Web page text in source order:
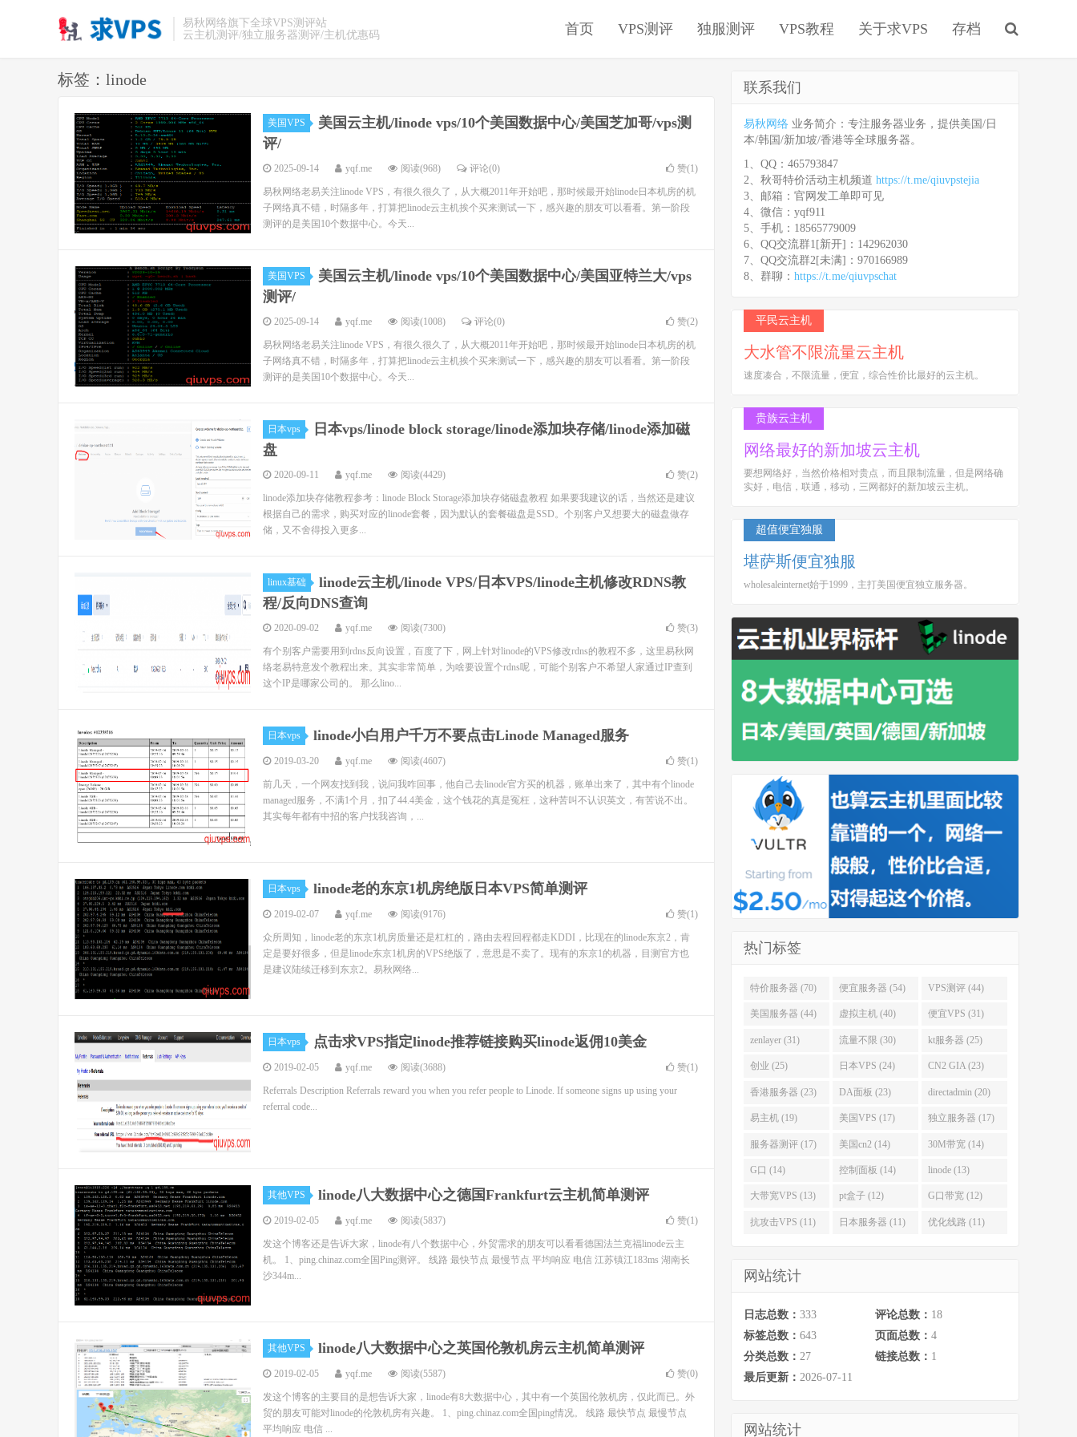
易秋网络旗下全球VPS测评站
云主机测评/独立服务器测评/主机优惠码
首页 VPS测评 独服测评 VPS教程 关于求VPS 存档
标签：linode
美国VPS
美国云主机/linode vps/10个美国数据中心/美国芝加哥/vps测
评/
2025-09-14 yqf.me 阅读(968) 评论(0) 赞(1)
易秋网络老易关注linode VPS，有很久很久了，从大概2011年开始吧，那时候最开始linode日本机房的机
子网络真不错，时隔多年，打算把linode云主机挨个买来测试一下，感兴趣的朋友可以看看。第一阶段
测评的是美国10个数据中心。今天...
美国VPS
美国云主机/linode vps/10个美国数据中心/美国亚特兰大/vps
测评/
2025-09-14 yqf.me 阅读(1008) 评论(0) 赞(2)
易秋网络老易关注linode VPS，有很久很久了，从大概2011年开始吧，那时候最开始linode日本机房的机
子网络真不错，时隔多年，打算把linode云主机挨个买来测试一下，感兴趣的朋友可以看看。第一阶段
测评的是美国10个数据中心。今天...
日本vps
日本vps/linode block storage/linode添加块存储/linode添加磁
盘
2020-09-11 yqf.me 阅读(4429) 赞(2)
linode添加块存储教程参考：linode Block Storage添加块存储磁盘教程 如果要我建议的话，当然还是建议
根据自己的需求，购买对应的linode套餐，因为默认的套餐磁盘是SSD。个别客户又想要大的磁盘做存
储，又不舍得投入更多...
linux基础
linode云主机/linode VPS/日本VPS/linode主机修改RDNS教
程/反向DNS查询
2020-09-02 yqf.me 阅读(7300) 赞(3)
有个别客户需要用到rdns反向设置，百度了下，网上针对linode的VPS修改rdns的教程不多，这里易秋网
络老易特意发个教程出来。其实非常简单，为啥要设置个rdns呢，可能个别客户不希望人家通过IP查到
这个IP是哪家公司的。 那么lino...
日本vps linode小白用户千万不要点击Linode Managed服务
2019-03-20 yqf.me 阅读(4607) 赞(1)
前几天，一个网友找到我，说问我咋回事，他自己去linode官方买的机器，账单出来了，其中有个linode
managed服务，不满1个月，扣了44.4美金，这个钱花的真是冤枉，这种苦叫不认识英文，有苦说不出。
其实每年都有中招的客户找我咨询，...
日本vps linode老的东京1机房绝版日本VPS简单测评
2019-02-07 yqf.me 阅读(9176) 赞(1)
众所周知，linode老的东京1机房质量还是杠杠的，路由去程回程都走KDDI，比现在的linode东京2，肯
定是要好很多，但是linode东京1机房的VPS绝版了，意思是不卖了。现有的东京1的机器，目测官方也
是建议陆续迁移到东京2。易秋网络...
日本vps 点击求VPS指定linode推荐链接购买linode返佣10美金
2019-02-05 yqf.me 阅读(3688) 赞(1)
Referrals Description Referrals reward you when you refer people to Linode. If someone signs up using your
referral code...
其他VPS linode八大数据中心之德国Frankfurt云主机简单测评
2019-02-05 yqf.me 阅读(5837) 赞(1)
发这个博客还是告诉大家，linode有八个数据中心，外贸需求的朋友可以看看德国法兰克福linode云主
机。 1、ping.chinaz.com全国Ping测评。 线路 最快节点 最慢节点 平均响应 电信 江苏镇江183ms 湖南长
沙344m...
其他VPS linode八大数据中心之英国伦敦机房云主机简单测评
2019-02-05 yqf.me 阅读(5587) 赞(0)
发这个博客的主要目的是想告诉大家，linode有8大数据中心，其中有一个英国伦敦机房，仅此而已。外
贸的朋友可能对linode的伦敦机房有兴趣。 1、ping.chinaz.com全国ping情况。 线路 最快节点 最慢节点
平均响应 电信 ...
联系我们
易秋网络 业务简介：专注服务器业务，提供美国/日
本/韩国/新加坡/香港等全球服务器。
1、QQ：465793847
2、秋哥特价活动主机频道 https://t.me/qiuvpstejia
3、邮箱：官网发工单即可见
4、微信：yqf911
5、手机：18565779009
6、QQ交流群1[新开]：142962030
7、QQ交流群2[未满]：970166989
8、群聊： https://t.me/qiuvpschat
平民云主机
大水管不限流量云主机
速度凑合，不限流量，便宜，综合性价比最好的云主机。
贵族云主机
网络最好的新加坡云主机
要想网络好，当然价格相对贵点，而且限制流量，但是网络确
实好，电信，联通，移动，三网都好的新加坡云主机。
超值便宜独服
堪萨斯便宜独服
wholesaleinternet始于1999，主打美国便宜独立服务器。
热门标签
特价服务器 (70) 便宜服务器 (54) VPS测评 (44)
美国服务器 (44) 虚拟主机 (40) 便宜VPS (31)
zenlayer (31) 流量不限 (30) kt服务器 (25)
创业 (25) 日本VPS (24) CN2 GIA (23)
香港服务器 (23) DA面板 (23) directadmin (20)
易主机 (19) 美国VPS (17) 独立服务器 (17)
服务器测评 (17) 美国cn2 (14) 30M带宽 (14)
G口 (14) 控制面板 (14) linode (13)
大带宽VPS (13) pt盒子 (12) G口带宽 (12)
抗攻击VPS (11) 日本服务器 (11) 优化线路 (11)
网站统计
日志总数： 333 评论总数： 18
标签总数： 643 页面总数： 4
分类总数： 27 链接总数： 1
最后更新： 2026-07-11
网站统计